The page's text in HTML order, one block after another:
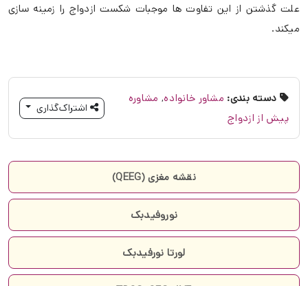
علت گذشتن از این تفاوت ها موجبات شکست ازدواج را زمینه سازی
میکند.
دسته بندی: مشاور خانواده, مشاوره
پیش از ازدواج
اشتراک‌گذاری
نقشه مغزی (QEEG)
نوروفیدبک
لورتا نورفیدبک